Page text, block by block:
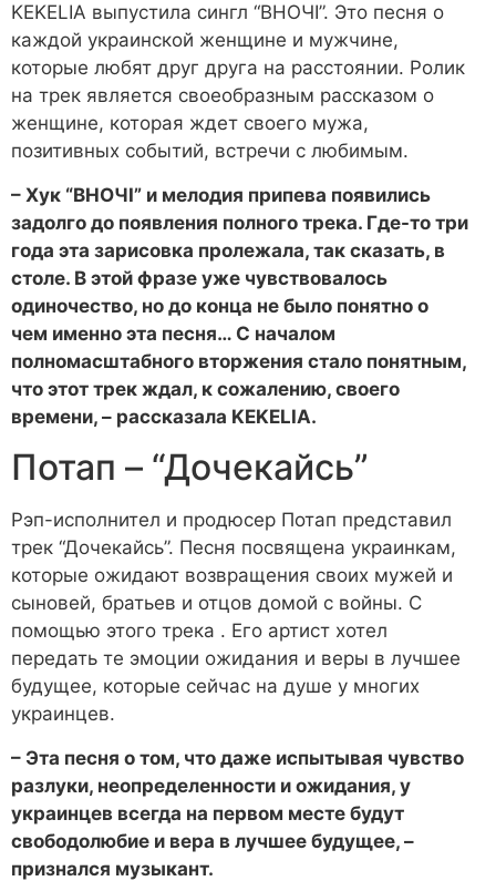
KEKELIA выпустила сингл “ВНОЧІ”. Это песня о
каждой украинской женщине и мужчине,
которые любят друг друга на расстоянии. Ролик
на трек является своеобразным рассказом о
женщине, которая ждет своего мужа,
позитивных событий, встречи с любимым.
– Хук “ВНОЧІ” и мелодия припева появились
задолго до появления полного трека. Где-то три
года эта зарисовка пролежала, так сказать, в
столе. В этой фразе уже чувствовалось
одиночество, но до конца не было понятно о
чем именно эта песня… С началом
полномасштабного вторжения стало понятным,
что этот трек ждал, к сожалению, своего
времени, – рассказала KEKELIA.
Потап – “Дочекайсь”
Рэп-исполнител и продюсер Потап представил
трек “Дочекайсь”. Песня посвящена украинкам,
которые ожидают возвращения своих мужей и
сыновей, братьев и отцов домой с войны. С
помощью этого трека . Его артист хотел
передать те эмоции ожидания и веры в лучшее
будущее, которые сейчас на душе у многих
украинцев.
– Эта песня о том, что даже испытывая чувство
разлуки, неопределенности и ожидания, у
украинцев всегда на первом месте будут
свободолюбие и вера в лучшее будущее, –
признался музыкант.